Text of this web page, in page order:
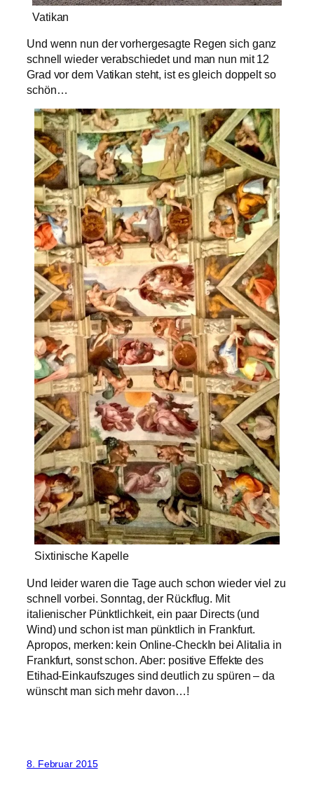
Vatikan
Und wenn nun der vorhergesagte Regen sich ganz
schnell wieder verabschiedet und man nun mit 12
Grad vor dem Vatikan steht, ist es gleich doppelt so
schön…
Sixtinische Kapelle
Und leider waren die Tage auch schon wieder viel zu
schnell vorbei. Sonntag, der Rückflug. Mit
italienischer Pünktlichkeit, ein paar Directs (und
Wind) und schon ist man pünktlich in Frankfurt.
Apropos, merken: kein Online-CheckIn bei Alitalia in
Frankfurt, sonst schon. Aber: positive Effekte des
Etihad-Einkaufszuges sind deutlich zu spüren – da
wünscht man sich mehr davon…!
8. Februar 2015